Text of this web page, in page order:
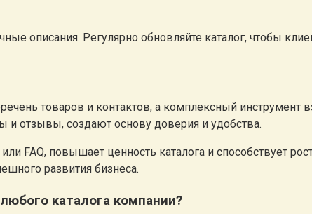
описания. Регулярно обновляйте каталог, чтобы
товаров и контактов, а комплексный инструмент
и отзывы, создают основу доверия и удобства.
FAQ, повышает ценность каталога и способствует
развития бизнеса.
каталога компании?